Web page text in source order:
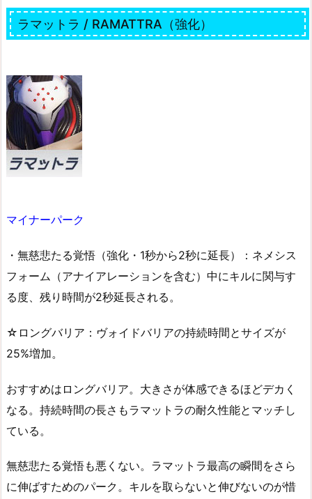
ラマットラ / RAMATTRA（強化）
マイナーパーク
・無慈悲たる覚悟（強化・1秒から2秒に延長）：ネメシス
フォーム（アナイアレーションを含む）中にキルに関与す
る度、残り時間が2秒延長される。
☆ロングバリア：ヴォイドバリアの持続時間とサイズが
25%増加。
おすすめはロングバリア。大きさが体感できるほどデカく
なる。持続時間の長さもラマットラの耐久性能とマッチし
ている。
無慈悲たる覚悟も悪くない。ラマットラ最高の瞬間をさら
に伸ばすためのパーク。キルを取らないと伸びないのが惜